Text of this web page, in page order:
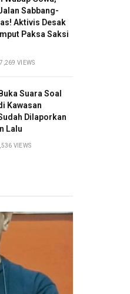
Sabbang-
Aktivis Desak
Paksa Saksi
7,269VIEWS
Suara Soal
Kawasan
Dilaporkan
Lalu
VIEWS